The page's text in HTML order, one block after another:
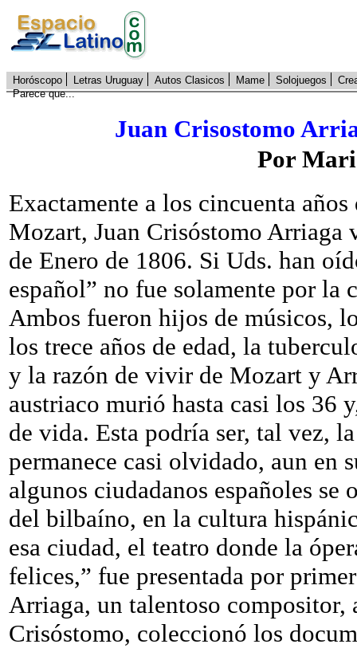
Horóscopo Letras Uruguay Autos Clasicos Mame Solojuegos
Parece que...
Juan Crisostomo
Por
Exactamente a los cincuenta
Mozart, Juan Crisóstomo
de Enero de 1806. Si Uds. han
español” no fue solamente por
Ambos fueron hijos de músicos,
los trece años de edad, la
y la razón de vivir de Mozart y
austriaco murió hasta casi los 36
de vida. Esta podría ser, tal vez,
permanece casi olvidado, aun en
algunos ciudadanos españoles
del bilbaíno, en la cultura
esa ciudad, el teatro donde la
felices,” fue presentada por
Arriaga, un talentoso compositor,
Crisóstomo, coleccionó los